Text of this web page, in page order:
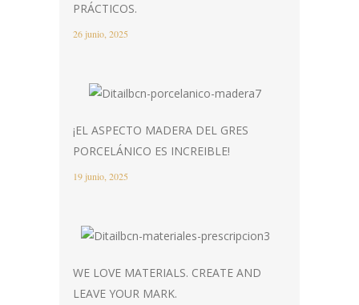
PRÁCTICOS.
26 junio, 2025
¡EL ASPECTO MADERA DEL GRES
PORCELÁNICO ES INCREIBLE!
19 junio, 2025
WE LOVE MATERIALS. CREATE AND
LEAVE YOUR MARK.